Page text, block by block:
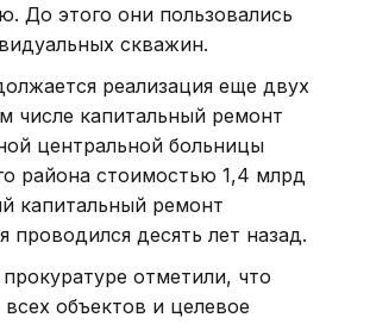
До этого они пользовались
скважин.
реализация еще двух
числе капитальный ремонт
центральной больницы
района стоимостью 1,4 млрд
капитальный ремонт
проводился десять лет назад.
отметили, что
объектов и целевое